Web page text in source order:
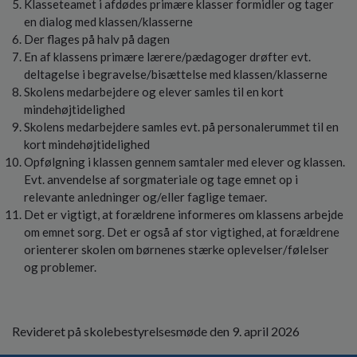
Klasseteamet i afdødes primære klasser formidler og tager
en dialog med klassen/klasserne
Der flages på halv på dagen
En af klassens primære lærere/pædagoger drøfter evt.
deltagelse i begravelse/bisættelse med klassen/klasserne
Skolens medarbejdere og elever samles til en kort
mindehøjtidelighed
Skolens medarbejdere samles evt. på personalerummet til en
kort mindehøjtidelighed
Opfølgning i klassen gennem samtaler med elever og klassen.
Evt. anvendelse af sorgmateriale og tage emnet op i
relevante anledninger og/eller faglige temaer.
Det er vigtigt, at forældrene informeres om klassens arbejde
om emnet sorg. Det er også af stor vigtighed, at forældrene
orienterer skolen om børnenes stærke oplevelser/følelser
og problemer.
Revideret på skolebestyrelsesmøde den 9. april 2026